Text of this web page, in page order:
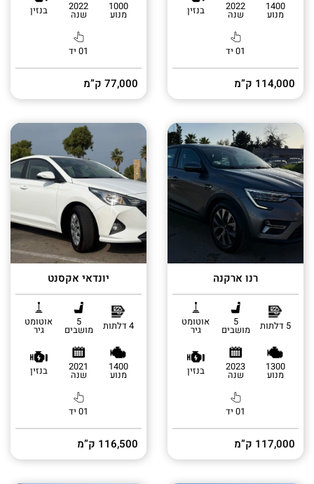
1400
מנוע
2022
שנה בנזין
01 יד
114,000 ק”מ
1000
מנוע
2022
שנה בנזין
01 יד
77,000 ק”מ
רנו ארקנה
5 דלתות 5
מושבים
אוטומט
גיר
1300
מנוע
2023
שנה בנזין
01 יד
117,000 ק”מ
יונדאי אקסנט
4 דלתות 5
מושבים
אוטומט
גיר
1400
מנוע
2021
שנה בנזין
01 יד
116,500 ק”מ